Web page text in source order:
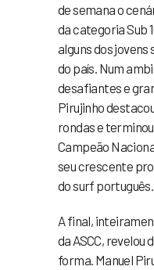
de semana o
da categoria Sub
alguns dos
do país. Num
desafiantes e
Pirujinho
rondas e
Campeão
seu crescente
do surf português.
A final,
da ASCC,
forma. Manuel